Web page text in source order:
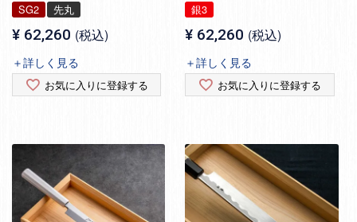
SG2 先丸
¥ 62,260 税込
＋詳しく見る
お気に入りに登録する
銀3
¥ 62,260 税込
＋詳しく見る
お気に入りに登録する